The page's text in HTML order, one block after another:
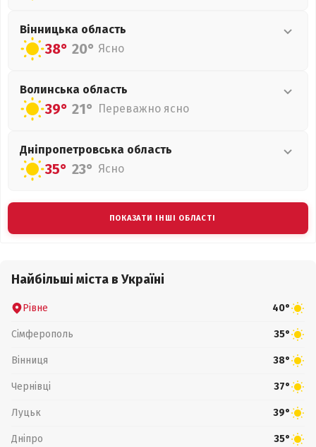
Вінницька область
38° 20° Ясно
Волинська область
39° 21° Переважно ясно
Дніпропетровська область
35° 23° Ясно
ПОКАЗАТИ ІНШІ ОБЛАСТІ
Найбільші міста в Україні
Рівне 40°
Сімферополь 35°
Вінниця 38°
Чернівці 37°
Луцьк 39°
Дніпро 35°